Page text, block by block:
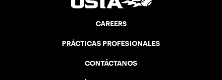
CAREERS
PRÁCTICAS PROFESIONALES
CONTÁCTANOS